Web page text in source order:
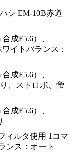
シ EM-10B赤道
成F5.6）、
イトバランス：
成F5.6）、
、ストロボ、蛍
成F5.6）、
ィルタ使用 1コマ
ンス：オート